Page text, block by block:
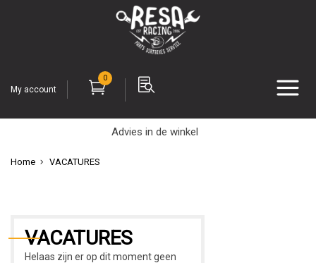
My account
0
Advies in de winkel
Home VACATURES
VACATURES
Helaas zijn er op dit moment geen